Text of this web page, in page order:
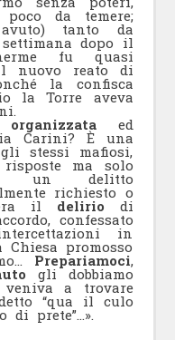
da temere;
tanto da
settimana dopo il
fu quasi
nuovo reato di
la confisca
la Torre aveva
organizzata ed
Carini? È una
stessi mafiosi,
ma solo
un delitto
richiesto o
il delirio di
confessato
in
promosso
Prepariamoci,
gli dobbiamo
veniva a trovare
“qua il culo
prete”…».